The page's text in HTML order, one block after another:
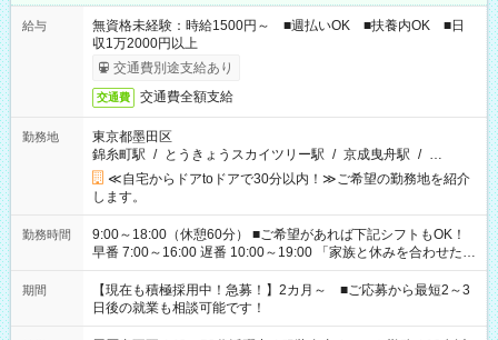
給与
無資格未経験：時給1500円～ ■週払いOK ■扶養内OK ■日
収1万2000円以上
交通費別途支給あり
交通費 交通費全額支給
勤務地
東京都墨田区
錦糸町駅 / とうきょうスカイツリー駅 / 京成曳舟駅 / …
≪自宅からドアtoドアで30分以内！≫ご希望の勤務地を紹介
します。
勤務時間
9:00～18:00（休憩60分） ■ご希望があれば下記シフトもOK！
早番 7:00～16:00 遅番 10:00～19:00 「家族と休みを合わせた
い」 「余裕を持って夕飯の準備がしたい」 「できれば残業はし
たくない」 など、ご希望を教えてくださいね。 ※Wワーク希望
の方へ 今ご覧のお仕事で希望する勤務時間と、もう1つのお仕事
の勤務時間。 合計で週40時間を超える場合は応募できません。
期間
【現在も積極採用中！急募！】2カ月～ ■ご応募から最短2～3
日後の就業も相談可能です！